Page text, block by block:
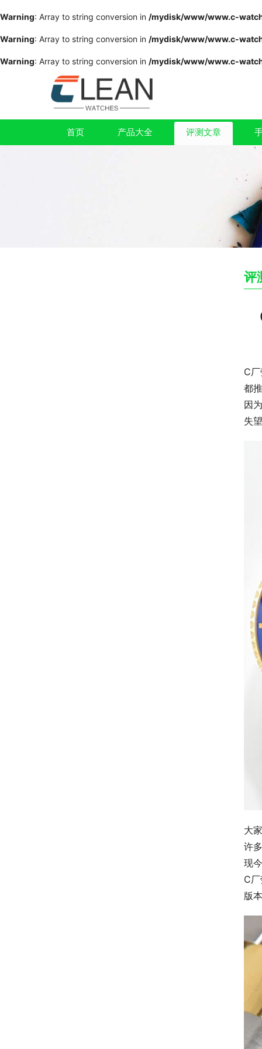
Warning: Array to string conversion in /mydisk/www/www.c-
Warning: Array to string conversion in /mydisk/www/www.c-
Warning: Array to string conversion in /mydisk/www/www.c-
首页 产品大全 评测文章
评
C
都
因
失
大
许
现
C
版